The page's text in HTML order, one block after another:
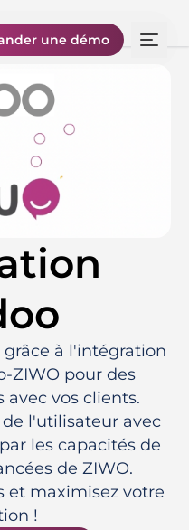
une démo
à l'intégration
ZIWO pour des
avec vos clients.
l'utilisateur avec
les capacités de
de ZIWO.
et maximisez votre
!